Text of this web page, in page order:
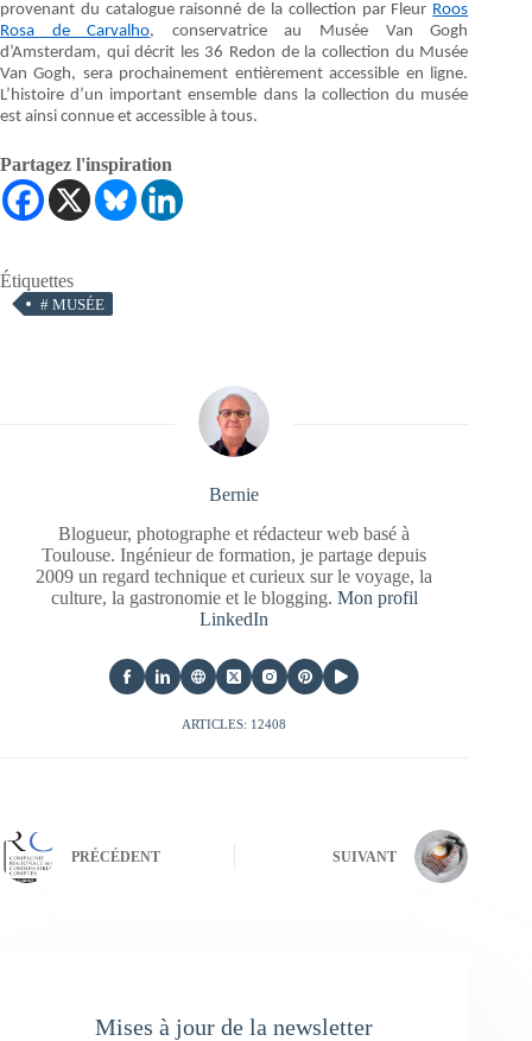
provenant du catalogue raisonné de la collection par Fleur Roos
Rosa de Carvalho, conservatrice au Musée Van Gogh
d’Amsterdam, qui décrit les 36 Redon de la collection du Musée
Van Gogh, sera prochainement entièrement accessible en ligne.
L’histoire d’un important ensemble dans la collection du musée
est ainsi connue et accessible à tous.
Partagez l'inspiration
Étiquettes
# MUSÉE
Bernie
Blogueur, photographe et rédacteur web basé à
Toulouse. Ingénieur de formation, je partage depuis
2009 un regard technique et curieux sur le voyage, la
culture, la gastronomie et le blogging. Mon profil
LinkedIn
ARTICLES: 12408
PRÉCÉDENT SUIVANT
Mises à jour de la newsletter